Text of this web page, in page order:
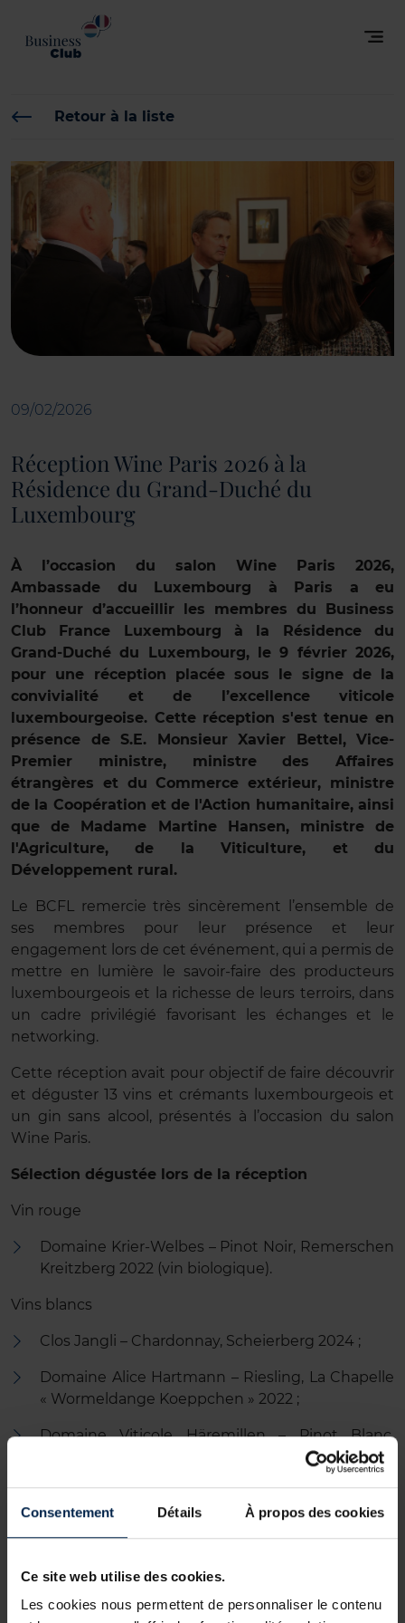
Consentement Détails À propos des cookies
Ce site web utilise des cookies.
Les cookies nous permettent de personnaliser le contenu
Retour à la liste
09/02/2026
Réception Wine Paris 2026 à la
Résidence du Grand-Duché du
Luxembourg
À l’occasion du salon Wine Paris 2026,
Ambassade du Luxembourg à Paris a eu
l’honneur d’accueillir les membres du Business
Club France Luxembourg à la Résidence du
Grand-Duché du Luxembourg, le 9 février 2026,
pour une réception placée sous le signe de la
convivialité et de l’excellence viticole
luxembourgeoise. Cette réception s'est tenue en
présence de S.E. Monsieur Xavier Bettel, Vice-
Premier ministre, ministre des Affaires
étrangères et du Commerce extérieur, ministre
de la Coopération et de l'Action humanitaire, ainsi
que de Madame Martine Hansen, ministre de
l'Agriculture, de la Viticulture, et du
Développement rural.
Le BCFL remercie très sincèrement l’ensemble de
ses membres pour leur présence et leur
engagement lors de cet événement, qui a permis de
mettre en lumière le savoir-faire des producteurs
luxembourgeois et la richesse de leurs terroirs, dans
un cadre privilégié favorisant les échanges et le
networking.
Cette réception avait pour objectif de faire découvrir
et déguster 13 vins et crémants luxembourgeois et
un gin sans alcool, présentés à l’occasion du salon
Wine Paris.
Sélection dégustée lors de la réception
Vin rouge
Domaine Krier-Welbes – Pinot Noir, Remerschen
Kreitzberg 2022 (vin biologique).
Vins blancs
Clos Jangli – Chardonnay, Scheierberg 2024 ;
Domaine Alice Hartmann – Riesling, La Chapelle
« Wormeldange Koeppchen » 2022 ;
Domaine Viticole Häremillen – Pinot Blanc,
Cep d’OR – Riesling, Stadtbredimus Fels
Signature 2023 ;
2018.
Crémants